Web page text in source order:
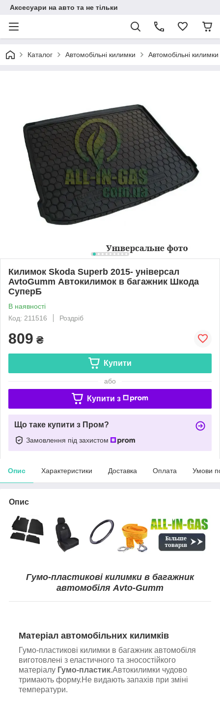
Аксесуари на авто та не тільки
Каталог Автомобільні килимки Автомобільні
Килимок Skoda Superb 2015- універсал
AvtoGumm Автокилимок в багажник Шкода
СуперБ
В наявності
Код: 211516
Роздріб
809 ₴
Купити
або
Купити з
Що таке купити з Пром?
Замовлення під захистом
Опис Характеристики Доставка Оплата Умови
Опис
Гумо-пластикові килимки в багажник
автомобіля Avto-Gumm
Матеріал автомобільних килимків
Гумо-пластикові килимки в багажник автомобіля
виготовлені з еластичного та зносостійкого
матеріалу Гумо-пластик.Автокилимки чудово
тримають форму.Не видають запахів при зміні
температури.